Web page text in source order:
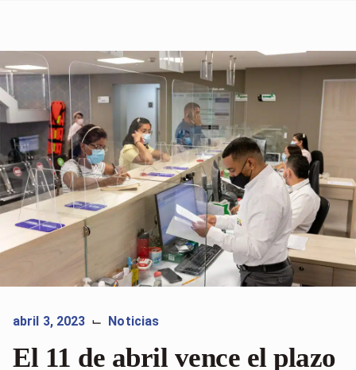
abril 3, 2023 ⌙ Noticias
El 11 de abril vence el plazo